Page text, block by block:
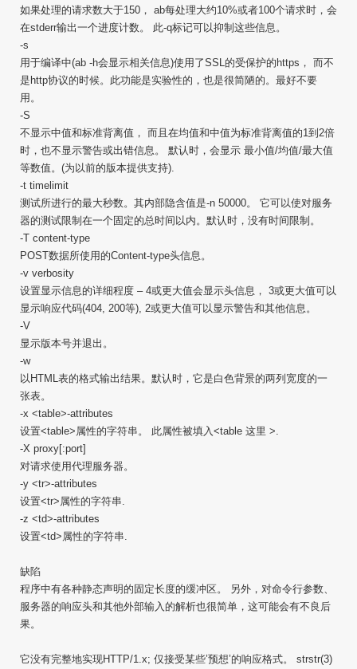
如果处理的请求数大于150， ab每处理大约10%或者100个请求时，会
在stderr输出一个进度计数。 此-q标记可以抑制这些信息。
-s
用于编译中(ab -h会显示相关信息)使用了SSL的受保护的https， 而不
是http协议的时候。此功能是实验性的，也是很简陋的。最好不要
用。
-S
不显示中值和标准背离值， 而且在均值和中值为标准背离值的1到2倍
时，也不显示警告或出错信息。 默认时，会显示 最小值/均值/最大值
等数值。(为以前的版本提供支持).
-t timelimit
测试所进行的最大秒数。其内部隐含值是-n 50000。 它可以使对服务
器的测试限制在一个固定的总时间以内。默认时，没有时间限制。
-T content-type
POST数据所使用的Content-type头信息。
-v verbosity
设置显示信息的详细程度 – 4或更大值会显示头信息， 3或更大值可以
显示响应代码(404, 200等), 2或更大值可以显示警告和其他信息。
-V
显示版本号并退出。
-w
以HTML表的格式输出结果。默认时，它是白色背景的两列宽度的一
张表。
-x <table>-attributes
设置<table>属性的字符串。 此属性被填入<table 这里 >.
-X proxy[:port]
对请求使用代理服务器。
-y <tr>-attributes
设置<tr>属性的字符串.
-z <td>-attributes
设置<td>属性的字符串.
缺陷
程序中有各种静态声明的固定长度的缓冲区。 另外，对命令行参数、
服务器的响应头和其他外部输入的解析也很简单，这可能会有不良后
果。
它没有完整地实现HTTP/1.x; 仅接受某些’预想’的响应格式。 strstr(3)